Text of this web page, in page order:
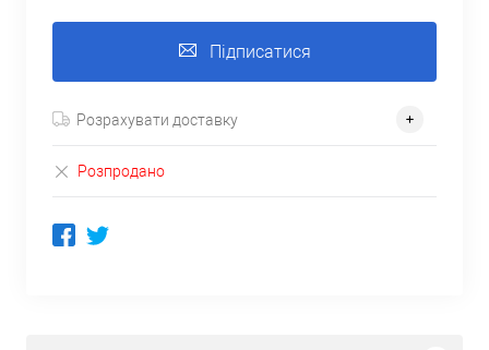
Підписатися
Розрахувати доставку
Розпродано